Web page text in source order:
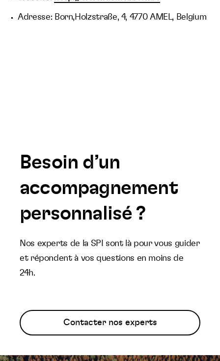
Adresse: Born,Holzstraße, 4, 4770 AMEL, Belgium
Besoin d’un
accompagnement
personnalisé ?
Nos experts de la SPI sont là pour vous guider
et répondent à vos questions en moins de
24h.
Contacter nos experts